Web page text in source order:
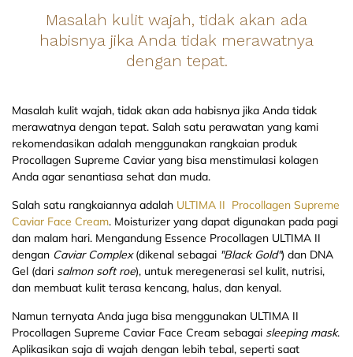
Masalah kulit wajah, tidak akan ada
habisnya jika Anda tidak merawatnya
dengan tepat.
Masalah kulit wajah, tidak akan ada habisnya jika Anda tidak
merawatnya dengan tepat. Salah satu perawatan yang kami
rekomendasikan adalah menggunakan rangkaian produk
Procollagen Supreme Caviar yang bisa menstimulasi kolagen
Anda agar senantiasa sehat dan muda.
Salah satu rangkaiannya adalah ULTIMA II Procollagen Supreme
Caviar Face Cream. Moisturizer yang dapat digunakan pada pagi
dan malam hari. Mengandung Essence Procollagen ULTIMA II
dengan Caviar Complex(dikenal sebagai "Black Gold") dan DNA
Gel (dari salmon soft roe), untuk meregenerasi sel kulit, nutrisi,
dan membuat kulit terasa kencang, halus, dan kenyal.
Namun ternyata Anda juga bisa menggunakan ULTIMA II
Procollagen Supreme Caviar Face Cream sebagai sleeping mask.
Aplikasikan saja di wajah dengan lebih tebal, seperti saat